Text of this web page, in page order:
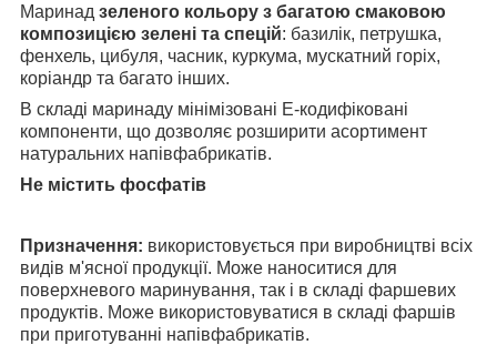
Маринад зеленого кольору з багатою смаковою
композицією зелені та спецій: базилік, петрушка,
фенхель, цибуля, часник, куркума, мускатний горіх,
коріандр та багато інших.
В складі маринаду мінімізовані Е-кодифіковані
компоненти, що дозволяє розширити асортимент
натуральних напівфабрикатів.
Не містить фосфатів
Призначення: використовується при виробництві всіх
видів м'ясної продукції. Може наноситися для
поверхневого маринування, так і в складі фаршевих
продуктів. Може використовуватися в складі фаршів
при приготуванні напівфабрикатів.